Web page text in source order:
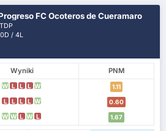
FC Ocoteros de Cueramaro
/ 4L
Wyniki
PNM
W L L L W 1.11
L L L L W 0.60
W W L W L 1.67